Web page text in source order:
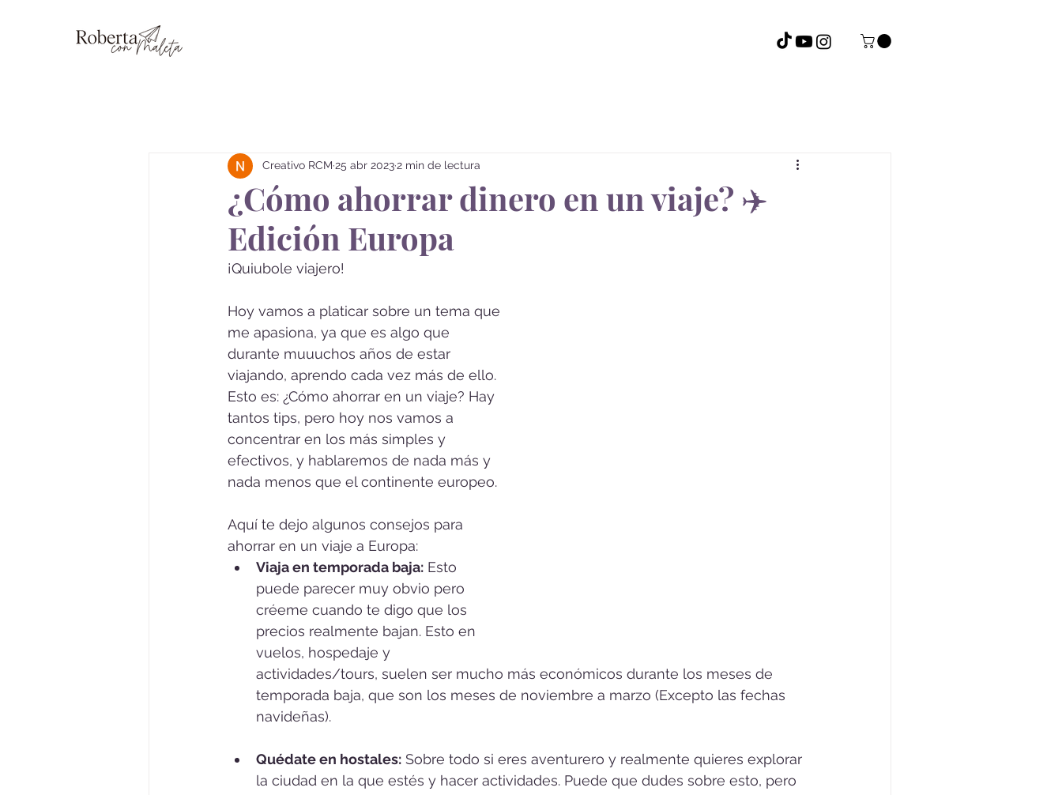
¿Cómo ahorrar dinero en un viaje? ✈️
Edición Europa
Creativo RCM 25 abr 20232 min de lectura
¡Quiubole viajero!
Hoy vamos a platicar sobre un tema que
me apasiona, ya que es algo que
durante muuuchos años de estar
viajando, aprendo cada vez más de ello.
Esto es: ¿Cómo ahorrar en un viaje? Hay
tantos tips, pero hoy nos vamos a
concentrar en los más simples y
efectivos, y hablaremos de nada más y
nada menos que el continente europeo.
Aquí te dejo algunos consejos para
ahorrar en un viaje a Europa:
Viaja en temporada baja: Esto
puede parecer muy obvio pero
créeme cuando te digo que los
precios realmente bajan. Esto en
vuelos, hospedaje y
actividades/tours, suelen ser mucho más económicos durante los meses de
temporada baja, que son los meses de noviembre a marzo (Excepto las fechas
navideñas).
Quédate en hostales: Sobre todo si eres aventurero y realmente quieres explorar
la ciudad en la que estés y hacer actividades. Puede que dudes sobre esto, pero